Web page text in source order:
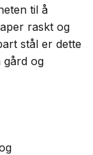
til å
raskt og
stål er dette
og